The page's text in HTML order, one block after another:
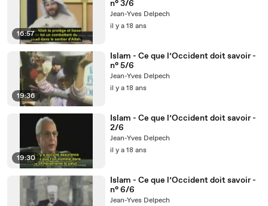
16:57
n° 3/6
Jean-Yves Delpech
il y a 18 ans
19:36
Islam - Ce que l’Occident doit savoir -
n° 5/6
Jean-Yves Delpech
il y a 18 ans
19:30
Islam - Ce que l’Occident doit savoir -
2/6
Jean-Yves Delpech
il y a 18 ans
Islam - Ce que l’Occident doit savoir -
n° 6/6
Jean-Yves Delpech